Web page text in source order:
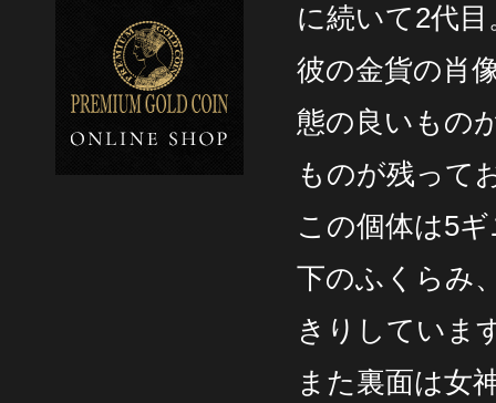
に続いて2代目
彼の金貨の肖
態の良いもの
ものが残って
この個体は5
下のふくらみ
きりしていま
また裏面は女